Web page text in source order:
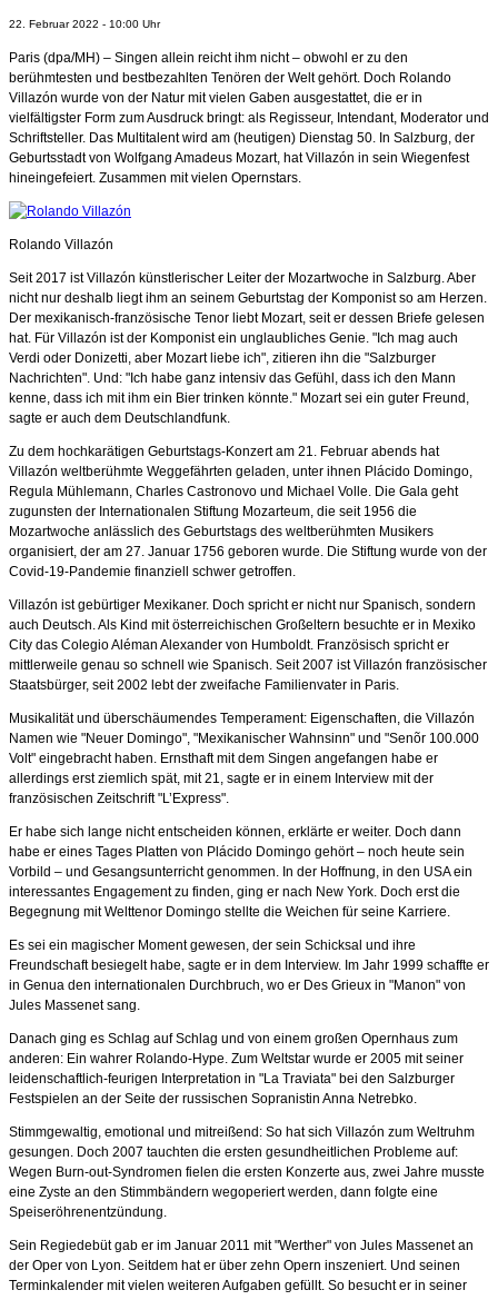
22. Februar 2022 - 10:00 Uhr
Paris (dpa/MH) – Singen allein reicht ihm nicht – obwohl er zu den
berühmtesten und bestbezahlten Tenören der Welt gehört. Doch Rolando
Villazón wurde von der Natur mit vielen Gaben ausgestattet, die er in
vielfältigster Form zum Ausdruck bringt: als Regisseur, Intendant, Moderator und
Schriftsteller. Das Multitalent wird am (heutigen) Dienstag 50. In Salzburg, der
Geburtsstadt von Wolfgang Amadeus Mozart, hat Villazón in sein Wiegenfest
hineingefeiert. Zusammen mit vielen Opernstars.
Rolando Villazón
Seit 2017 ist Villazón künstlerischer Leiter der Mozartwoche in Salzburg. Aber
nicht nur deshalb liegt ihm an seinem Geburtstag der Komponist so am Herzen.
Der mexikanisch-französische Tenor liebt Mozart, seit er dessen Briefe gelesen
hat. Für Villazón ist der Komponist ein unglaubliches Genie. "Ich mag auch
Verdi oder Donizetti, aber Mozart liebe ich", zitieren ihn die "Salzburger
Nachrichten". Und: "Ich habe ganz intensiv das Gefühl, dass ich den Mann
kenne, dass ich mit ihm ein Bier trinken könnte." Mozart sei ein guter Freund,
sagte er auch dem Deutschlandfunk.
Zu dem hochkarätigen Geburtstags-Konzert am 21. Februar abends hat
Villazón weltberühmte Weggefährten geladen, unter ihnen Plácido Domingo,
Regula Mühlemann, Charles Castronovo und Michael Volle. Die Gala geht
zugunsten der Internationalen Stiftung Mozarteum, die seit 1956 die
Mozartwoche anlässlich des Geburtstags des weltberühmten Musikers
organisiert, der am 27. Januar 1756 geboren wurde. Die Stiftung wurde von der
Covid-19-Pandemie finanziell schwer getroffen.
Villazón ist gebürtiger Mexikaner. Doch spricht er nicht nur Spanisch, sondern
auch Deutsch. Als Kind mit österreichischen Großeltern besuchte er in Mexiko
City das Colegio Aléman Alexander von Humboldt. Französisch spricht er
mittlerweile genau so schnell wie Spanisch. Seit 2007 ist Villazón französischer
Staatsbürger, seit 2002 lebt der zweifache Familienvater in Paris.
Musikalität und überschäumendes Temperament: Eigenschaften, die Villazón
Namen wie "Neuer Domingo", "Mexikanischer Wahnsinn" und "Senõr 100.000
Volt" eingebracht haben. Ernsthaft mit dem Singen angefangen habe er
allerdings erst ziemlich spät, mit 21, sagte er in einem Interview mit der
französischen Zeitschrift "L’Express".
Er habe sich lange nicht entscheiden können, erklärte er weiter. Doch dann
habe er eines Tages Platten von Plácido Domingo gehört – noch heute sein
Vorbild – und Gesangsunterricht genommen. In der Hoffnung, in den USA ein
interessantes Engagement zu finden, ging er nach New York. Doch erst die
Begegnung mit Welttenor Domingo stellte die Weichen für seine Karriere.
Es sei ein magischer Moment gewesen, der sein Schicksal und ihre
Freundschaft besiegelt habe, sagte er in dem Interview. Im Jahr 1999 schaffte er
in Genua den internationalen Durchbruch, wo er Des Grieux in "Manon" von
Jules Massenet sang.
Danach ging es Schlag auf Schlag und von einem großen Opernhaus zum
anderen: Ein wahrer Rolando-Hype. Zum Weltstar wurde er 2005 mit seiner
leidenschaftlich-feurigen Interpretation in "La Traviata" bei den Salzburger
Festspielen an der Seite der russischen Sopranistin Anna Netrebko.
Stimmgewaltig, emotional und mitreißend: So hat sich Villazón zum Weltruhm
gesungen. Doch 2007 tauchten die ersten gesundheitlichen Probleme auf:
Wegen Burn-out-Syndromen fielen die ersten Konzerte aus, zwei Jahre musste
eine Zyste an den Stimmbändern wegoperiert werden, dann folgte eine
Speiseröhrenentzündung.
Sein Regiedebüt gab er im Januar 2011 mit "Werther" von Jules Massenet an
der Oper von Lyon. Seitdem hat er über zehn Opern inszeniert. Und seinen
Terminkalender mit vielen weiteren Aufgaben gefüllt. So besucht er in seiner